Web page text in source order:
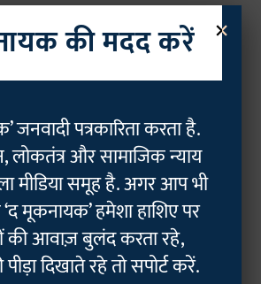
×
की मदद करें
जनवादी पत्रकारिता करता है.
लोकतंत्र और सामाजिक न्याय
मीडिया समूह है. अगर आप भी
मूकनायक’ हमेशा हाशिए पर
की आवाज़ बुलंद करता रहे,
दिखाते रहे तो सपोर्ट करें.